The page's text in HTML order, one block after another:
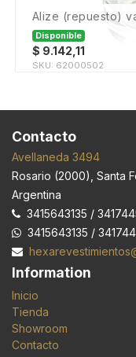
alize (repuesto)
Disponible
$ 9.142,11
SKU: 62000502
Contacto
Avellaneda 3494
Rosario (2000), Santa
Argentina
3415643135 /
3415643135 /
Information
Inicio
Tienda
Showroom
Contacto